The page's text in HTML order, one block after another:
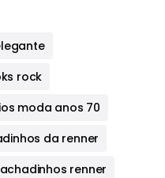
rock
moda anos 70
da renner
achadinhos renner